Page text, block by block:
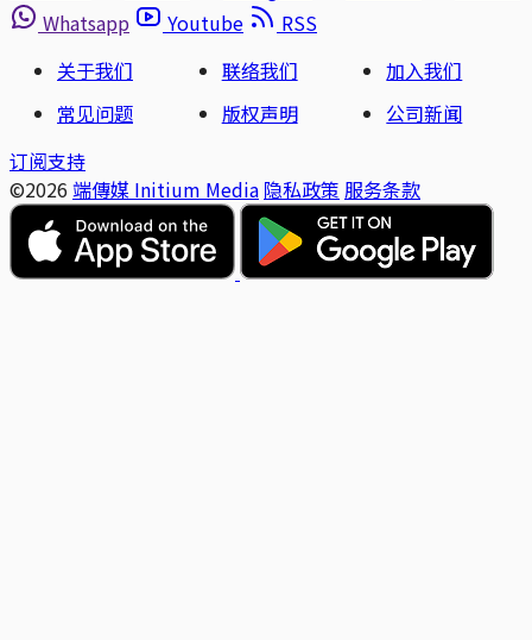
Whatsapp
Youtube
RSS
关于我们
联络我们
加入我们
常见问题
版权声明
公司新闻
订阅支持
©2026 端傳媒 Initium Media 隐私政策 服务条款